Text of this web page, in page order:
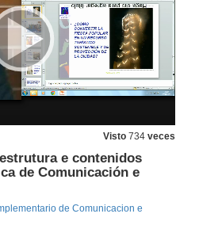
Visto 734 veces
e contenidos
de Comunicación e
de Comunicacion e
abr. de 2015
Relacións públicas e comunicación institucional
práctico: Louis Vuitton